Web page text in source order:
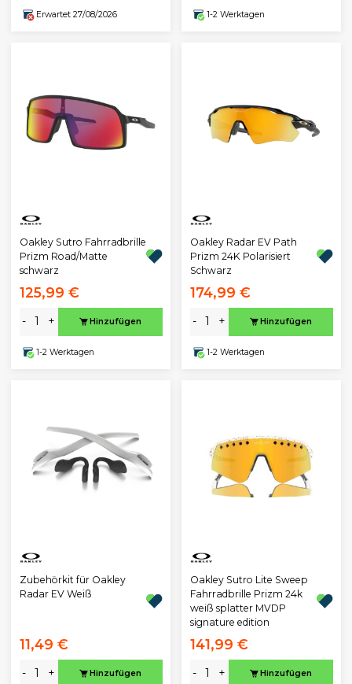
Erwartet 27/08/2026 1-2 Werktagen
Oakley Sutro Fahrradbrille
Prizm Road/Matte
schwarz
125,99 €
- + Hinzufügen
1-2 Werktagen
Oakley Radar EV Path
Prizm 24K Polarisiert
Schwarz
174,99 €
- + Hinzufügen
1-2 Werktagen
Zubehörkit für Oakley
Radar EV Weiß
11,49 €
- + Hinzufügen
Oakley Sutro Lite Sweep
Fahrradbrille Prizm 24k
weiß splatter MVDP
signature edition
141,99 €
- + Hinzufügen